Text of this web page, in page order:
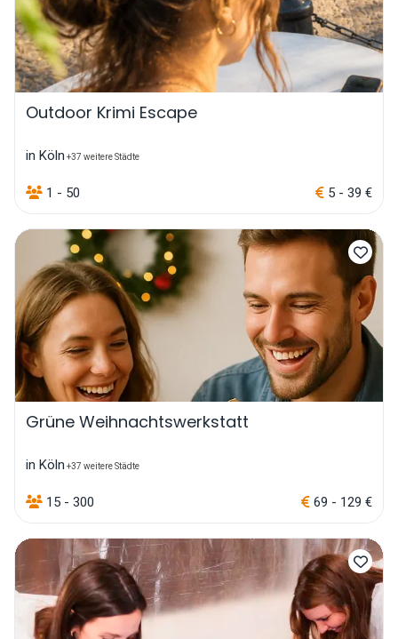
Outdoor Krimi Escape
in Köln +37 weitere Städte
1 - 50 5 - 39 €
Grüne Weihnachtswerkstatt
in Köln +37 weitere Städte
15 - 300 69 - 129 €